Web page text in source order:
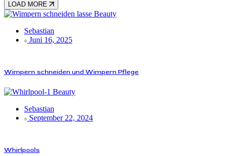
LOAD MORE
Beauty
Sebastian
Juni 16, 2025
Wimpern schneiden und Wimpern Pflege
Beauty
Sebastian
September 22, 2024
Whirlpools